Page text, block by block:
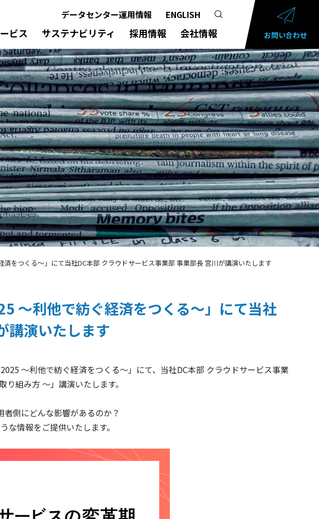
データセンター運用情報 ENGLISH
ビス サステナビリティ 採用情報 会社情報 お問い合わせ
をつくる～」にて当社DC本部 クラウドサービス事業部 事業部長 宮川が講演いたします
～利他で紡ぐ経済をつくる～」にて当社
講演いたします
～利他で紡ぐ経済をつくる～」にて、当社DC本部 クラウドサービス事業
組み方 ～」講演いたします。
側にどんな影響があるのか？
情報をご提供いたします。